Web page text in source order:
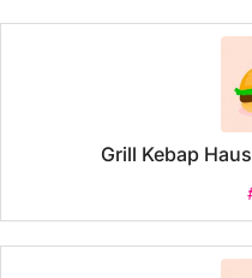
Grill Kebap